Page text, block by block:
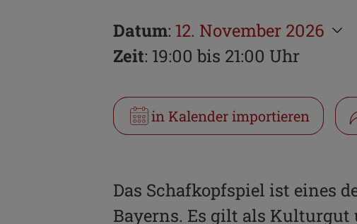
Datum: 12. November 2026
Zeit: 19:00 bis 21:00 Uhr
in Kalender importieren
Das Schafkopfspiel ist eines
Bayerns. Es gilt als Kulturgut